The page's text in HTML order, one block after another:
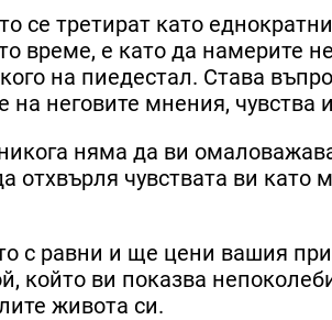
се третират като
време, е като да намерите
на пиедестал. Става
неговите мнения, чувства
няма да ви
отхвърля чувствата ви
с равни и ще цени вашия
който ви показва
живота си.